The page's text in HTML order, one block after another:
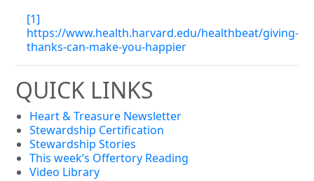
[1]
https://www.health.harvard.edu/healthbeat/giving-
thanks-can-make-you-happier
QUICK LINKS
Heart & Treasure Newsletter
Stewardship Certification
Stewardship Stories
This week’s Offertory Reading
Video Library